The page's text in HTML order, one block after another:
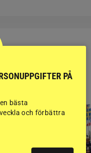
PÅ
bästa
och förbättra